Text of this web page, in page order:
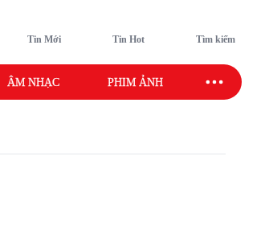
Tin Mới Tin Hot Tìm kiếm
ÂM NHẠC PHIM ẢNH SAO